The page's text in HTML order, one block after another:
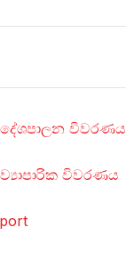
විවරණය
විවරණය